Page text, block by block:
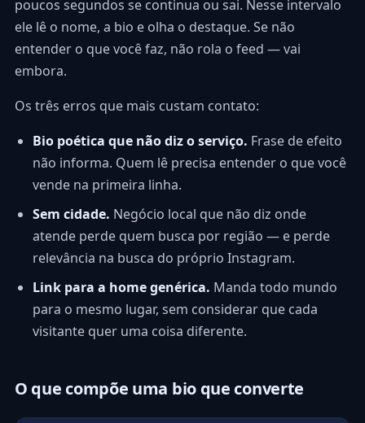
poucos segundos se continua ou sai. Nesse intervalo
ele lê o nome, a bio e olha o destaque. Se não
entender o que você faz, não rola o feed — vai
embora.
Os três erros que mais custam contato:
Bio poética que não diz o serviço. Frase de efeito
não informa. Quem lê precisa entender o que você
vende na primeira linha.
Sem cidade. Negócio local que não diz onde
atende perde quem busca por região — e perde
relevância na busca do próprio Instagram.
Link para a home genérica. Manda todo mundo
para o mesmo lugar, sem considerar que cada
visitante quer uma coisa diferente.
O que compõe uma bio que converte